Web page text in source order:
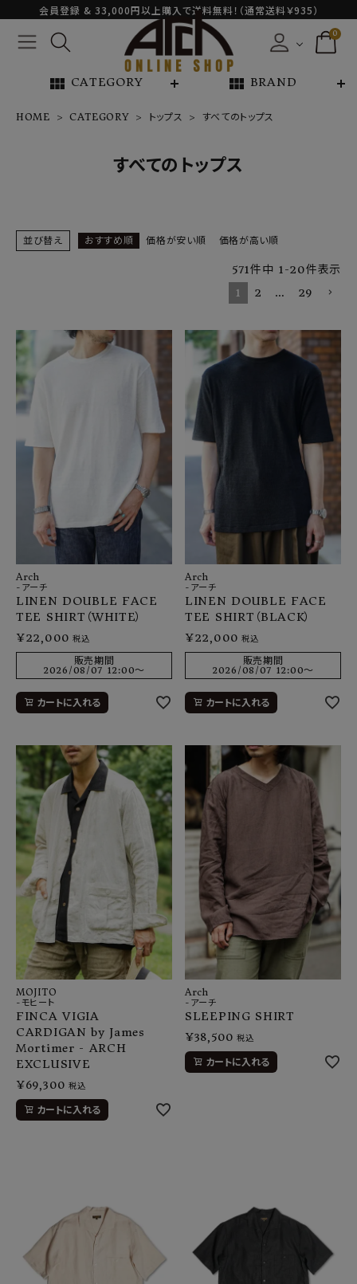
会員登録 & 33,000円以上購入で送料無料！（通常送料￥935）
0
view_module CATEGORY view_module BRAND
BRAND
SHOP
INFORMATION
ご利用ガイド
プライバシーポリシー
特定商取引法について
お問い合わせ
OFFICIAL WEB SITE
ACCOUNT MENU
ようこそ ゲスト 様
ログイン person
HOME CATEGORY トップス すべてのトップス
すべてのトップス
並び替え おすすめ順 価格が安い順 価格が高い順
571件中 1-20件表示
1
2 … 29
Arch
-アーチ
LINEN DOUBLE FACE
TEE SHIRT（WHITE）
¥22,000 税込
販売期間
2026/08/07 12:00〜
カートに入れる
Arch
-アーチ
LINEN DOUBLE FACE
TEE SHIRT（BLACK）
¥22,000 税込
販売期間
2026/08/07 12:00〜
カートに入れる
MOJITO
-モヒート
FINCA VIGIA
CARDIGAN by James
Mortimer - ARCH
EXCLUSIVE
¥69,300 税込
カートに入れる
Arch
-アーチ
SLEEPING SHIRT
¥38,500 税込
カートに入れる